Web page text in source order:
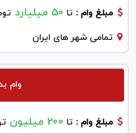
مبلغ وام : تا 50 میلیارد
تمامی شهر های ایران
وام
مبلغ وام : تا 200 میلیون